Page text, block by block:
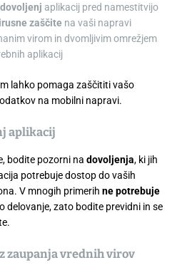
aplikacij pred namestitvijo
zaščite na vaši napravi
virom in dvomljivim omrežjem
aplikacij
lahko pomaga zaščititi vašo
na mobilni napravi.
aplikacij
bodite pozorni na dovoljenja, ki jih
potrebuje dostop do vaših
V mnogih primerih ne potrebuje
delovanje, zato bodite previdni in se
zaupanja vrednih virov